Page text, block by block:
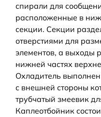
спирали для
расположенные в
секции. Секции
отверстиями для
элементов, а выходы
нижней частях
Охладитель
с внешней стороны
трубчатый змеевик
Каплеотбойник